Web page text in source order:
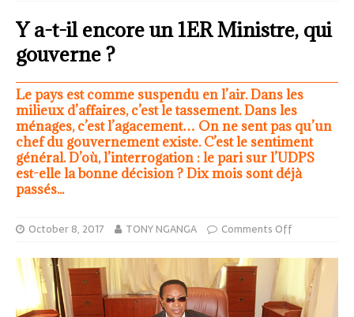
Y a-t-il encore un 1ER Ministre, qui
gouverne ?
Le pays est comme suspendu en l’air. Dans les
milieux d’affaires, c’est le tassement. Dans les
ménages, c’est l’agacement… On ne sent pas qu’un
chef du gouvernement existe. C’est le sentiment
général. D’où, l’interrogation : le pari sur l’UDPS
est-elle la bonne décision ? Dix mois sont déjà
passés...
October 8, 2017 TONY NGANGA Comments Off